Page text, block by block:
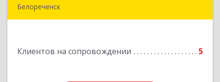
Белореченск
Клиентов на сопровождении 5
Подробнее